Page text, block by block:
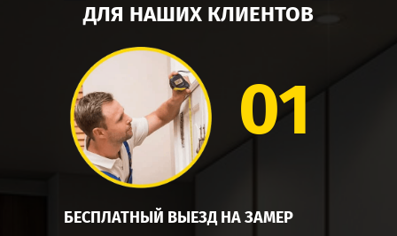
БЕСПЛАТНЫЙ ВЫЕЗД НА ЗАМЕР
01
ДЛЯ НАШИХ КЛИЕНТОВ